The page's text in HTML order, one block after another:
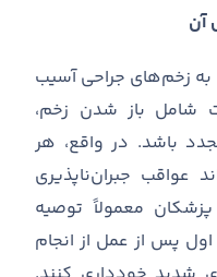
آن
به زخمهای جراحی آسیب
شامل باز شدن زخم،
باشد. در واقع، هر
عواقب جبرانناپذیری
معمولاً توصیه
پس از عمل از انجام